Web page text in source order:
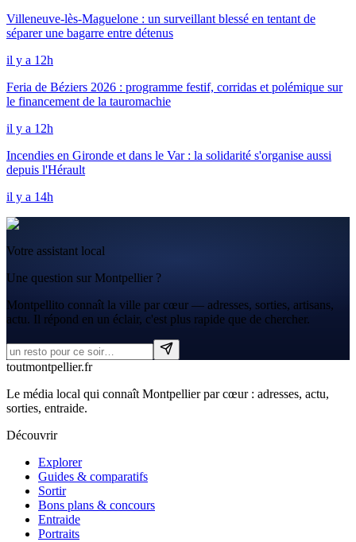
Villeneuve-lès-Maguelone : un surveillant blessé en tentant de
séparer une bagarre entre détenus
il y a 12h
Feria de Béziers 2026 : programme festif, corridas et polémique sur
le financement de la tauromachie
il y a 12h
Incendies en Gironde et dans le Var : la solidarité s'organise aussi
depuis l'Hérault
il y a 14h
Votre assistant local
Une question sur Montpellier ?
Montpellito connaît la ville par cœur — adresses, sorties, artisans,
actu. Il répond en un éclair, c'est plus rapide que de chercher.
toutmontpellier.fr
Le média local qui connaît Montpellier par cœur : adresses, actu,
sorties, entraide.
Découvrir
Explorer
Guides & comparatifs
Sortir
Bons plans & concours
Entraide
Portraits